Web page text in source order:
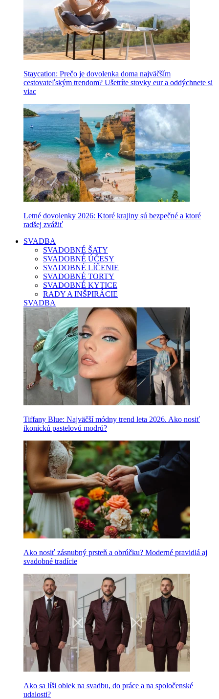
Staycation: Prečo je dovolenka doma najväčším
cestovateľským trendom? Ušetríte stovky eur a oddýchnete si
viac
Letné dovolenky 2026: Ktoré krajiny sú bezpečné a ktoré
radšej zvážiť
SVADBA
SVADOBNÉ ŠATY
SVADOBNÉ ÚČESY
SVADOBNÉ LÍČENIE
SVADOBNÉ TORTY
SVADOBNÉ KYTICE
RADY A INŠPIRÁCIE
SVADBA
Tiffany Blue: Najväčší módny trend leta 2026. Ako nosiť
ikonickú pastelovú modrú?
Ako nosiť zásnubný prsteň a obrúčku? Moderné pravidlá aj
svadobné tradície
Ako sa líši oblek na svadbu, do práce a na spoločenské
udalosti?